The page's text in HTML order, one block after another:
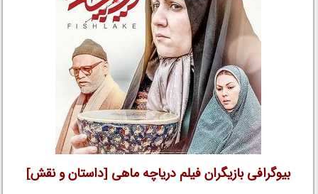
بیوگرافی بازیگران فیلم دریاچه ماهی [داستان و نقش]